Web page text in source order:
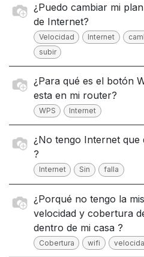
¿Puedo cambiar mi
de Internet?
Velocidad Internet
subir
¿Para qué es el botón
esta en mi router?
WPS Internet
¿No tengo Internet que
?
Internet Sin falla
¿Porqué no tengo la
velocidad y cobertura
dentro de mi casa ?
Cobertura wifi